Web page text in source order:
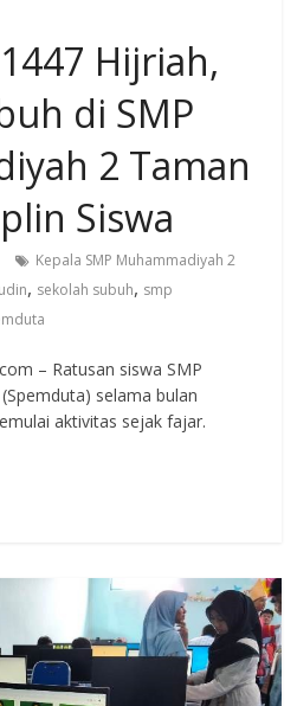
Hijriah,
di SMP
2 Taman
Siswa
Kepala SMP Muhammadiyah 2
, sekolah subuh, smp
– Ratusan siswa SMP
selama bulan
aktivitas sejak fajar.